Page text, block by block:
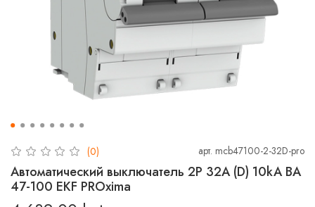
(0) арт. mcb47100-2-32D-pro
Автоматический выключатель 2P 32А (D) 10kA ВА
47-100 EKF PROxima